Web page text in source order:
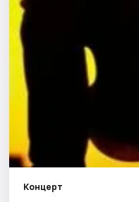
Артисты
Рейтинги
Концерт